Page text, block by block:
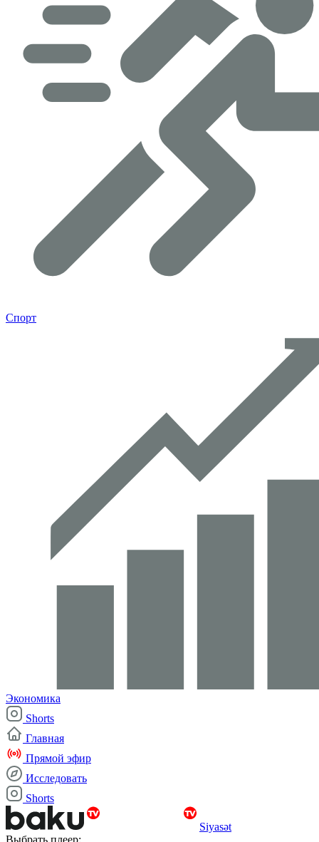
Спорт
Экономика
Shorts
Главная
Прямой эфир
Исследовать
Shorts
Siyasət
Выбрать плеер: